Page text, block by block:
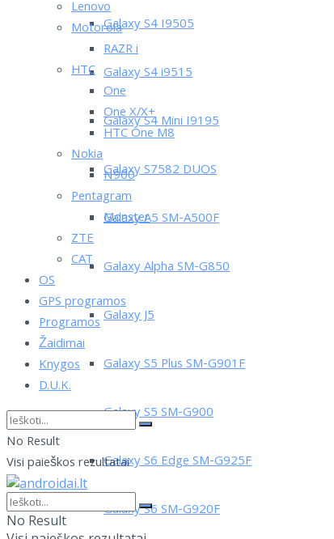
Galaxy S4 I9505
Galaxy S4 i9515
Galaxy S4 Mini I9195
Galaxy S7582 DUOS
Galaxy A5 SM-A500F
Galaxy Alpha SM-G850
Galaxy J5
Galaxy S5 Plus SM-G901F
Galaxy S5 SM-G900
Galaxy S6 Edge SM-G925F
Galaxy S6 SM-G920F
Lenovo
Motorola
RAZR i
HTC
One
One X/X+
HTC One M8
Nokia
N900
Pentagram
Monster
ZTE
CAT
OS
GPS programos
Programos
Žaidimai
Knygos
D.U.K.
No Result
Visi paieškos rezultatai
No Result